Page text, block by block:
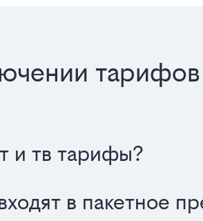
и тв тарифы?
в пакетное